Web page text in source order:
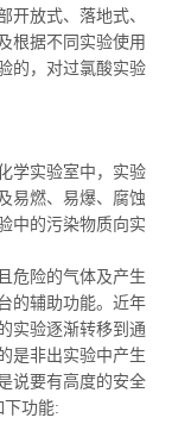
开放式、落地式、
根据不同实验使用
的，对过氯酸实验
学实验室中，实验
易燃、易爆、腐蚀
中的污染物质向实
危险的气体及产生
的辅助功能。近年
实验逐渐转移到通
是非出实验中产生
说要有高度的安全
功能: